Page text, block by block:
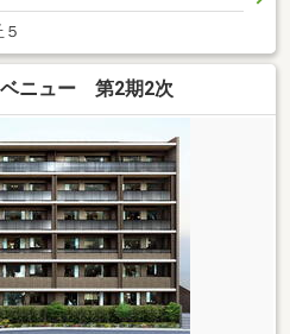
ベニュー 第2期2次